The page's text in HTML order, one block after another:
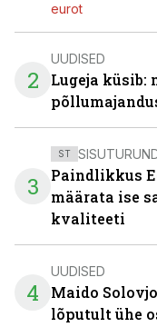
eurot
2
UUDISED
Lugeja küsib:
3
ST
Paindlikkus
määrata ise
kvaliteeti
4
UUDISED
Maido
lõputult ühe